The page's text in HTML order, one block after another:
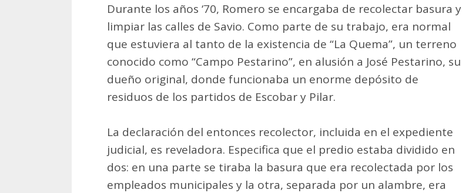
Durante los años ‘70, Romero se encargaba de recolectar basura y
limpiar las calles de Savio. Como parte de su trabajo, era normal
que estuviera al tanto de la existencia de “La Quema”, un terreno
conocido como “Campo Pestarino”, en alusión a José Pestarino, su
dueño original, donde funcionaba un enorme depósito de
residuos de los partidos de Escobar y Pilar.
La declaración del entonces recolector, incluida en el expediente
judicial, es reveladora. Especifica que el predio estaba dividido en
dos: en una parte se tiraba la basura que era recolectada por los
empleados municipales y la otra, separada por un alambre, era